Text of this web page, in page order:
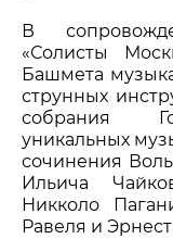
В
«Солисты
Башмета
струнных
собрания
уникальных
сочинения
Ильича
Никколо
Равеля и